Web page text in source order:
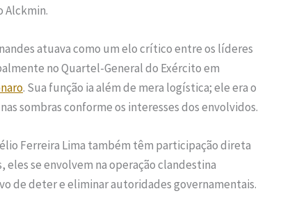
Alckmin.
atuava como um elo crítico entre os líderes
no Quartel-General do Exército em
. Sua função ia além de mera logística; ele era o
sombras conforme os interesses dos envolvidos.
Ferreira Lima também têm participação direta
se envolvem na operação clandestina
de deter e eliminar autoridades governamentais.